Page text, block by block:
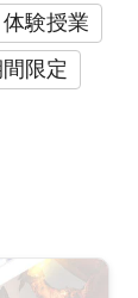
体験授業
限定